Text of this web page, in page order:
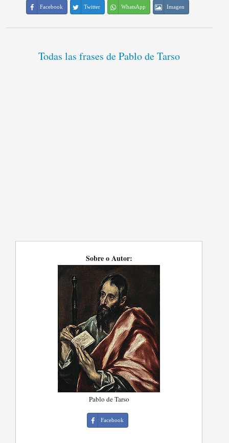
Facebook Twitter WhatsApp Imagen
Todas las frases de Pablo de Tarso
Sobre o Autor:
Pablo de Tarso
Facebook